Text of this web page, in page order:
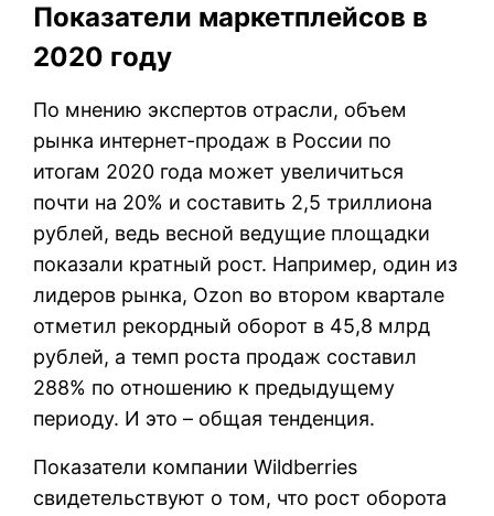
Показатели маркетплейсов в
2020 году
По мнению экспертов отрасли, объем
рынка интернет-продаж в России по
итогам 2020 года может увеличиться
почти на 20% и составить 2,5 триллиона
рублей, ведь весной ведущие площадки
показали кратный рост. Например, один из
лидеров рынка, Ozon во втором квартале
отметил рекордный оборот в 45,8 млрд
рублей, а темп роста продаж составил
288% по отношению к предыдущему
периоду. И это – общая тенденция.
Показатели компании Wildberries
свидетельствуют о том, что рост оборота